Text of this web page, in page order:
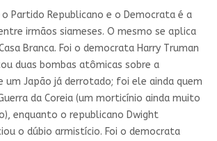
Partido Republicano e o Democrata é a
irmãos siameses. O mesmo se aplica
Branca. Foi o democrata Harry Truman
duas bombas atômicas sobre a
um Japão já derrotado; foi ele ainda quem
da Coreia (um morticínio ainda muito
enquanto o republicano Dwight
o dúbio armistício. Foi o democrata